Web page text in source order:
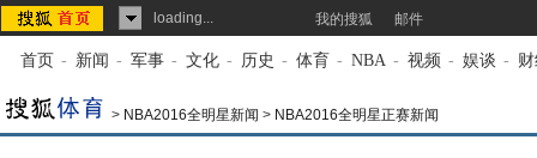
loading... 我的搜狐 邮件
首页 - 新闻 - 军事 - 文化 - 历史 - 体育 - NBA - 视频 - 娱谈 -
> NBA2016全明星新闻 > NBA2016全明星正赛新闻